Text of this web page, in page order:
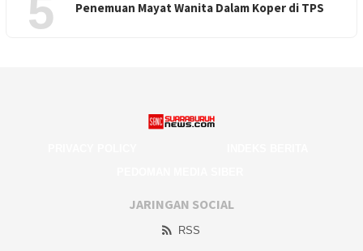
5 Penemuan Mayat Wanita Dalam Koper di TPS
JARINGAN SOCIAL
RSS